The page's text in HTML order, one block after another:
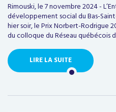
Rimouski, le 7 novembre 2024 -
développement social du Bas-
hier soir, le Prix Norbert-Rodrigue
du colloque du Réseau québécois
LIRE LA SUITE